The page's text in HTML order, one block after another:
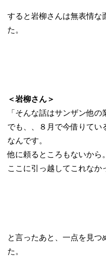
すると岩柳さんは無表情な
た。
＜岩柳さん＞
「そんな話はサンザン他の
でも、、８月で今借りてい
なんです。
他に頼るところもないから
ここに引っ越してこれなか
と言ったあと、一点を見つ
た。